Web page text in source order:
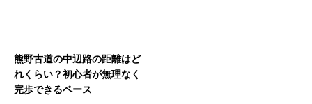
熊野古道の中辺路の距離はど
れくらい？初心者が無理なく
完歩できるペース